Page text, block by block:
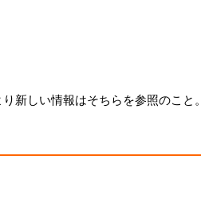
新しい情報はそちらを参照のこと。